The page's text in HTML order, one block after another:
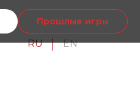
Прошлые игры
RU EN